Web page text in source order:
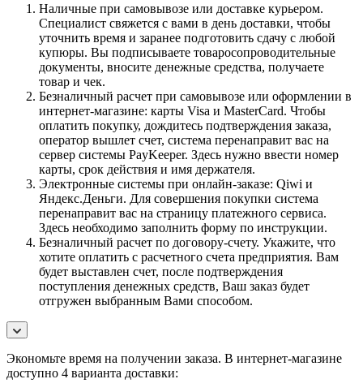
Наличные при самовывозе или доставке курьером.
Специалист свяжется с вами в день доставки, чтобы
уточнить время и заранее подготовить сдачу с любой
купюры. Вы подписываете товаросопроводительные
документы, вносите денежные средства, получаете
товар и чек.
Безналичный расчет при самовывозе или оформлении в
интернет-магазине: карты Visa и MasterCard. Чтобы
оплатить покупку, дождитесь подтверждения заказа,
оператор вышлет счет, система перенаправит вас на
сервер системы PayKeeper. Здесь нужно ввести номер
карты, срок действия и имя держателя.
Электронные системы при онлайн-заказе: Qiwi и
Яндекс.Деньги. Для совершения покупки система
перенаправит вас на страницу платежного сервиса.
Здесь необходимо заполнить форму по инструкции.
Безналичный расчет по договору-счету. Укажите, что
хотите оплатить с расчетного счета предприятия. Вам
будет выставлен счет, после подтверждения
поступления денежных средств, Ваш заказ будет
отгружен выбранным Вами способом.
Экономьте время на получении заказа. В интернет-магазине
доступно 4 варианта доставки: